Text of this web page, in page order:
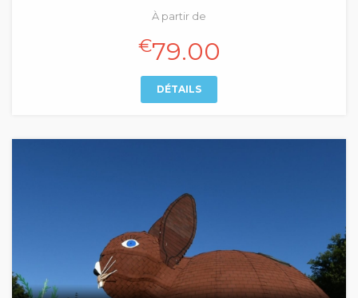
À partir de
€79.00
DÉTAILS